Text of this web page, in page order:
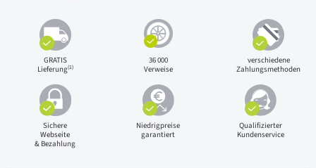
GRATIS
Lieferung(1)
36 000
Verweise
verschiedene
Zahlungsmethoden
Sichere
Webseite
& Bezahlung
Niedrigpreise
garantiert
Qualifizierter
Kundenservice